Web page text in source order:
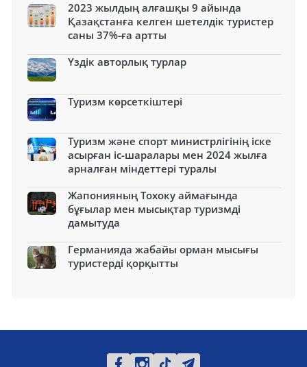
2023 жылдың алғашқы 9 айында
Қазақстанға келген шетелдік туристер
саны 37%-ға артты
Үздік авторлық турлар
Туризм көрсеткіштері
Туризм және спорт министрлігінің іске
асырған іс-шаралары мен 2024 жылға
арналған міндеттері туралы
Жапонияның Тохоку аймағында
бұғылар мен мысықтар туризмді
дамытуда
Германияда жабайы орман мысығы
туристерді қорқытты